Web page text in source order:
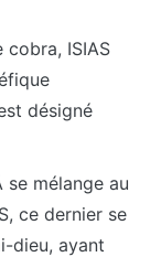
ISIAS
désigné
se mélange au
ce dernier se
dieu, ayant